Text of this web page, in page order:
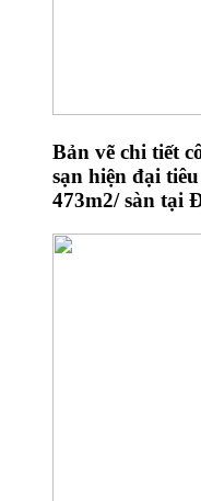
Bản vẽ chi tiết
sạn hiện đại
473m2/ sàn tại